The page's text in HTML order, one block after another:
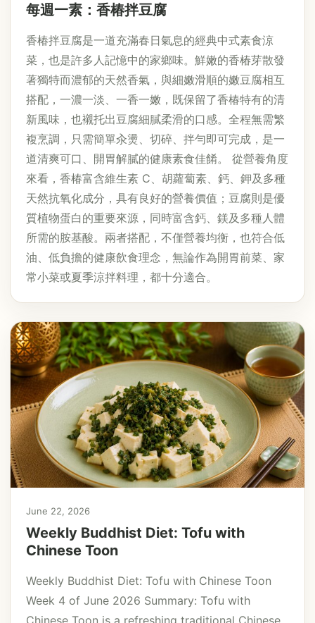
每週一素：香椿拌豆腐
香椿拌豆腐是一道充滿春日氣息的經典中式素食涼
菜，也是許多人記憶中的家鄉味。鮮嫩的香椿芽散發
著獨特而濃郁的天然香氣，與細嫩滑順的嫩豆腐相互
搭配，一濃一淡、一香一嫩，既保留了香椿特有的清
新風味，也襯托出豆腐細膩柔滑的口感。全程無需繁
複烹調，只需簡單汆燙、切碎、拌勻即可完成，是一
道清爽可口、開胃解膩的健康素食佳餚。 從營養角度
來看，香椿富含維生素 C、胡蘿蔔素、鈣、鉀及多種
天然抗氧化成分，具有良好的營養價值；豆腐則是優
質植物蛋白的重要來源，同時富含鈣、鎂及多種人體
所需的胺基酸。兩者搭配，不僅營養均衡，也符合低
油、低負擔的健康飲食理念，無論作為開胃前菜、家
常小菜或夏季涼拌料理，都十分適合。
June 22, 2026
Weekly Buddhist Diet: Tofu with
Chinese Toon
Weekly Buddhist Diet: Tofu with Chinese Toon
Week 4 of June 2026 Summary: Tofu with
Chinese Toon is a refreshing traditional Chinese